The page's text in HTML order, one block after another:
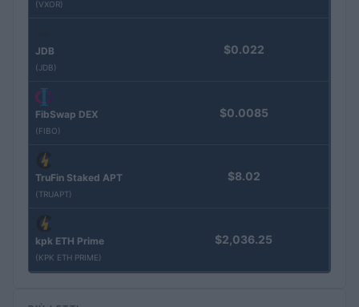
(VXOR)
JDB
(JDB)
$0.022
FibSwap DEX
(FIBO)
$0.0085
TruFin Staked APT
(TRUAPT)
$8.02
kpk ETH Prime
(KPK ETH PRIME)
$2,036.25